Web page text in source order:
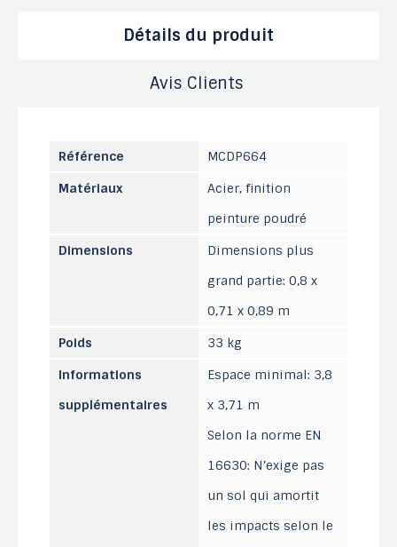
Détails du produit
Avis Clients
Référence
MCDP664
Matériaux
Acier, finition
peinture poudré
Dimensions
Dimensions plus
grand partie: 0,8 x
0,71 x 0,89 m
Poids
33 kg
Informations
supplémentaires
Espace minimal: 3,8
x 3,71 m
Selon la norme EN
16630: N’exige pas
un sol qui amortit
les impacts selon le